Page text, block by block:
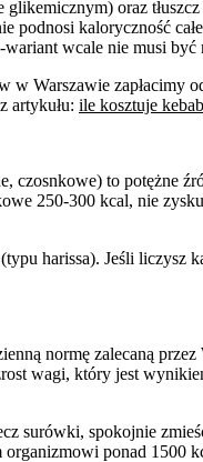
oraz
podnosi kaloryczność
wcale nie musi
Warszawie zapłacimy
artykułu: ile kosztuje kebab
to potężne
250-300 kcal, nie
harissa). Jeśli liczysz
normę zalecaną
wagi, który jest
surówki, spokojnie
ponad 1500